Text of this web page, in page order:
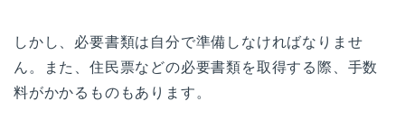
しかし、必要書類は自分で準備しなければなりませ
ん。また、住民票などの必要書類を取得する際、手数
料がかかるものもあります。